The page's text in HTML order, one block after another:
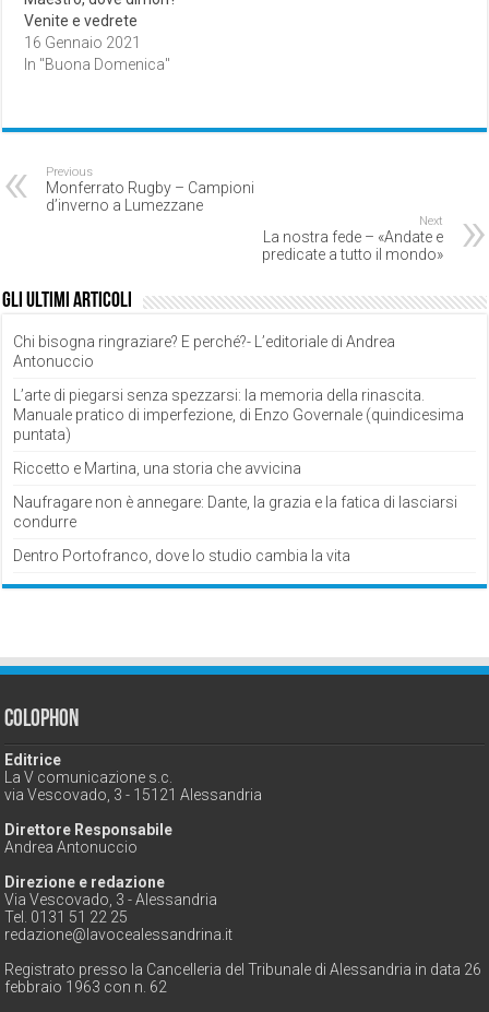
Venite e vedrete
16 Gennaio 2021
In "Buona Domenica"
Previous
Monferrato Rugby – Campioni
d’inverno a Lumezzane
Next
La nostra fede – «Andate e
predicate a tutto il mondo»
Gli ultimi articoli
Chi bisogna ringraziare? E perché?- L’editoriale di Andrea
Antonuccio
L’arte di piegarsi senza spezzarsi: la memoria della rinascita.
Manuale pratico di imperfezione, di Enzo Governale (quindicesima
puntata)
Riccetto e Martina, una storia che avvicina
Naufragare non è annegare: Dante, la grazia e la fatica di lasciarsi
condurre
Dentro Portofranco, dove lo studio cambia la vita
Colophon
Editrice
La V comunicazione s.c.
via Vescovado, 3 - 15121 Alessandria
Direttore Responsabile
Andrea Antonuccio
Direzione e redazione
Via Vescovado, 3 - Alessandria
Tel. 0131 51 22 25
redazione@lavocealessandrina.it
Registrato presso la Cancelleria del Tribunale di Alessandria in data 26
febbraio 1963 con n. 62